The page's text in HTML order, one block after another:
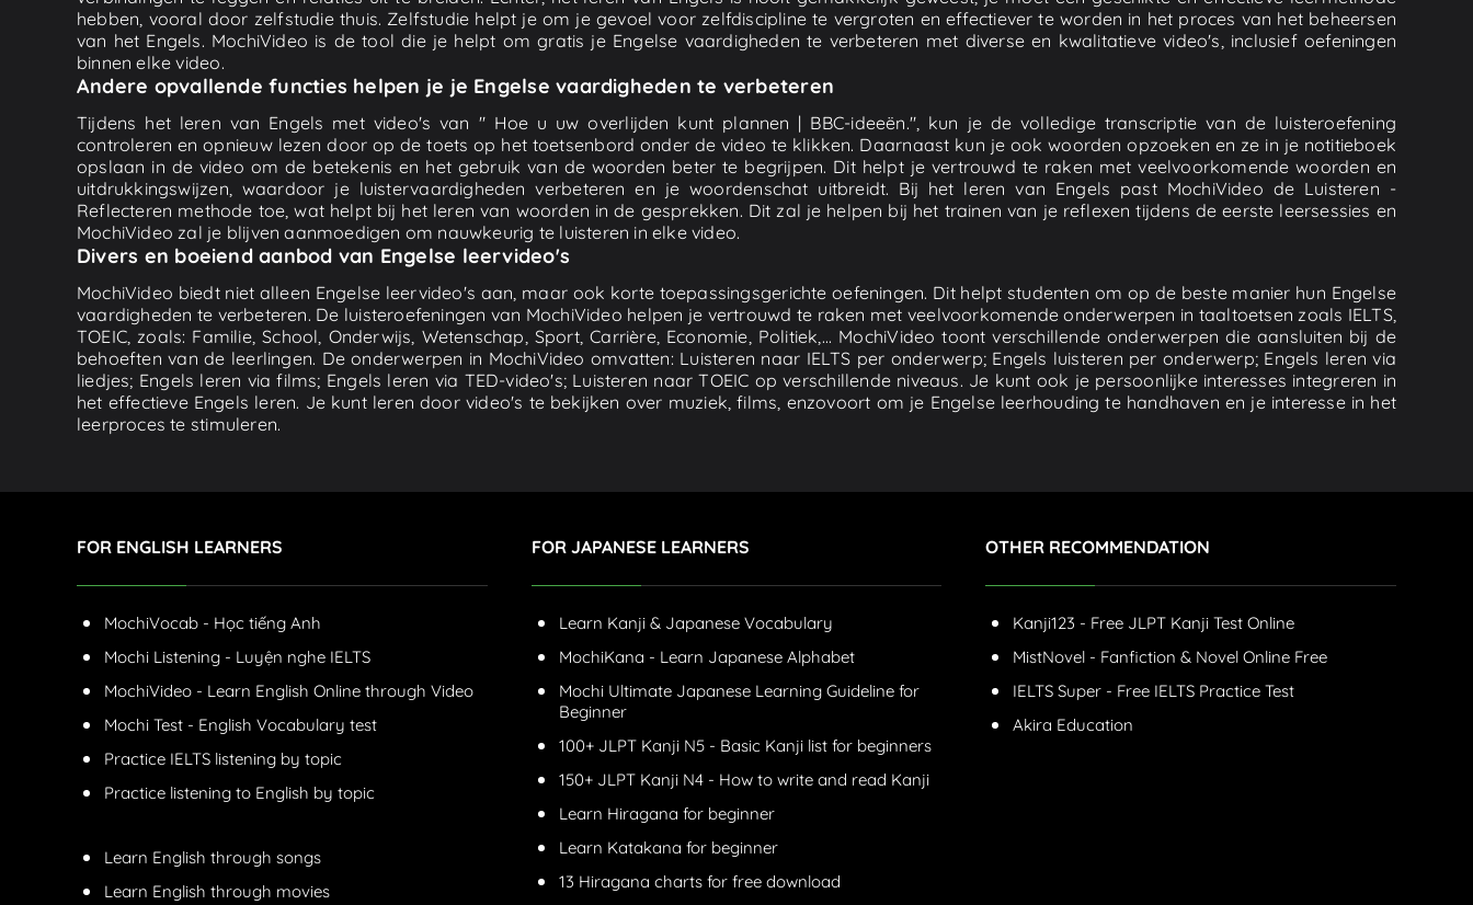
hebben, vooral door zelfstudie thuis. Zelfstudie helpt je om je gevoel voor zelfdiscipline te vergroten en effectiever te worden in het proces van het beheersen
van het Engels. MochiVideo is de tool die je helpt om gratis je Engelse vaardigheden te verbeteren met diverse en kwalitatieve video's, inclusief oefeningen
binnen elke video.
Andere opvallende functies helpen je je Engelse vaardigheden te verbeteren
Tijdens het leren van Engels met video's van " Hoe u uw overlijden kunt plannen | BBC-ideeën.", kun je de volledige transcriptie van de luisteroefening
controleren en opnieuw lezen door op de toets op het toetsenbord onder de video te klikken. Daarnaast kun je ook woorden opzoeken en ze in je notitieboek
opslaan in de video om de betekenis en het gebruik van de woorden beter te begrijpen. Dit helpt je vertrouwd te raken met veelvoorkomende woorden en
uitdrukkingswijzen, waardoor je luistervaardigheden verbeteren en je woordenschat uitbreidt. Bij het leren van Engels past MochiVideo de Luisteren -
Reflecteren methode toe, wat helpt bij het leren van woorden in de gesprekken. Dit zal je helpen bij het trainen van je reflexen tijdens de eerste leersessies en
MochiVideo zal je blijven aanmoedigen om nauwkeurig te luisteren in elke video.
Divers en boeiend aanbod van Engelse leervideo's
MochiVideo biedt niet alleen Engelse leervideo's aan, maar ook korte toepassingsgerichte oefeningen. Dit helpt studenten om op de beste manier hun Engelse
vaardigheden te verbeteren. De luisteroefeningen van MochiVideo helpen je vertrouwd te raken met veelvoorkomende onderwerpen in taaltoetsen zoals IELTS,
TOEIC, zoals: Familie, School, Onderwijs, Wetenschap, Sport, Carrière, Economie, Politiek,... MochiVideo toont verschillende onderwerpen die aansluiten bij de
behoeften van de leerlingen. De onderwerpen in MochiVideo omvatten: Luisteren naar IELTS per onderwerp; Engels luisteren per onderwerp; Engels leren via
liedjes; Engels leren via films; Engels leren via TED-video's; Luisteren naar TOEIC op verschillende niveaus. Je kunt ook je persoonlijke interesses integreren in
het effectieve Engels leren. Je kunt leren door video's te bekijken over muziek, films, enzovoort om je Engelse leerhouding te handhaven en je interesse in het
leerproces te stimuleren.
FOR ENGLISH LEARNERS
MochiVocab - Học tiếng Anh
Mochi Listening - Luyện nghe IELTS
MochiVideo - Learn English Online through Video
Mochi Test - English Vocabulary test
Practice IELTS listening by topic
Practice listening to English by topic
Learn English through songs
Learn English through movies
FOR JAPANESE LEARNERS
Learn Kanji & Japanese Vocabulary
MochiKana - Learn Japanese Alphabet
Mochi Ultimate Japanese Learning Guideline for
Beginner
100+ JLPT Kanji N5 - Basic Kanji list for beginners
150+ JLPT Kanji N4 - How to write and read Kanji
Learn Hiragana for beginner
Learn Katakana for beginner
13 Hiragana charts for free download
OTHER RECOMMENDATION
Kanji123 - Free JLPT Kanji Test Online
MistNovel - Fanfiction & Novel Online Free
IELTS Super - Free IELTS Practice Test
Akira Education